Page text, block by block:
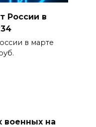
России в
в марте
военных на